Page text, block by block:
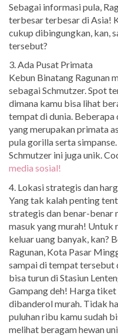
Sebagai informasi pula,
terbesar terbesar di Asia!
cukup dibingungkan, kan,
tersebut?
3. Ada Pusat Primata
Kebun Binatang Ragunan
sebagai Schmutzer. Spot
dimana kamu bisa lihat
tempat di dunia. Beberapa
yang merupakan primata
pula gorilla serta
Schmutzer ini juga unik.
media sosial!
4. Lokasi strategis dan
Yang tak kalah penting
strategis dan benar-benar
masuk yang murah! Untuk
keluar uang banyak, kan?
Ragunan, Kota Pasar
sampai di tempat tersebut
bisa turun di Stasiun
Gampang deh! Harga tiket
dibanderol murah. Tidak
puluhan ribu kamu sudah
melihat beragam hewan